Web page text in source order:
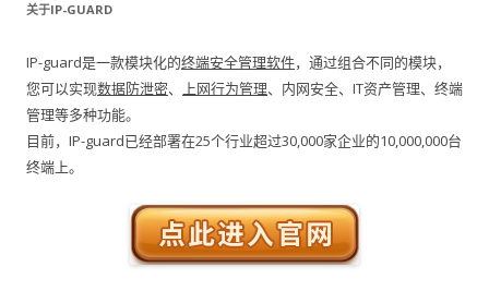
关于IP-GUARD
IP-guard是一款模块化的终端安全管理软件，通过组合不同的模块，
您可以实现数据防泄密、 上网行为管理、内网安全、IT资产管理、终端
管理等多种功能。
目前，IP-guard已经部署在25个行业超过30,000家企业的10,000,000台
终端上。